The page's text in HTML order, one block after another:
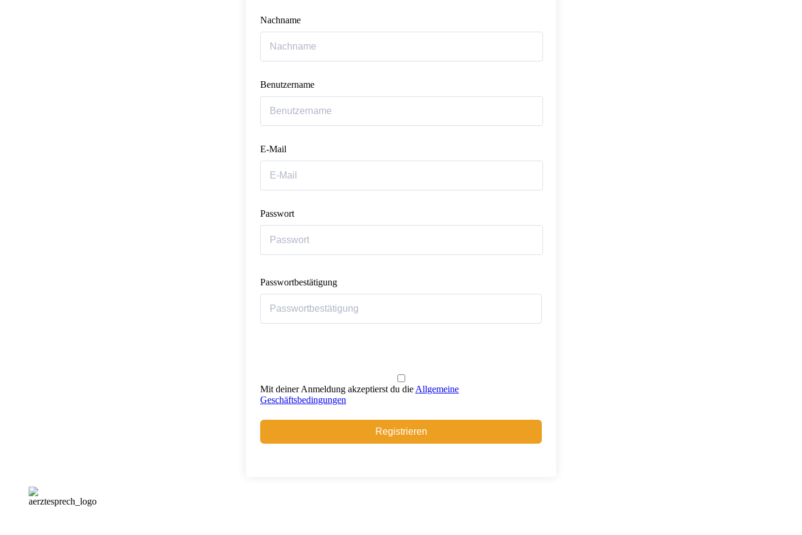
Nachname
Benutzername
E-Mail
Passwort
Passwortbestätigung
Mit deiner Anmeldung akzeptierst du die Allgemeine
Geschäftsbedingungen
Registrieren